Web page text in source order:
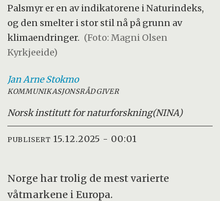
Palsmyr er en av indikatorene i Naturindeks,
og den smelter i stor stil nå på grunn av
klimaendringer. (Foto: Magni Olsen
Kyrkjeeide)
Jan Arne Stokmo
KOMMUNIKASJONSRÅDGIVER
Norsk institutt for naturforskning(NINA)
PUBLISERT 15.12.2025 - 00:01
Norge har trolig de mest varierte
våtmarkene i Europa.